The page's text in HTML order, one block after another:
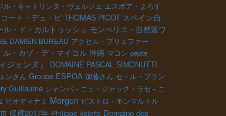
ル・キャトリンヌ・ヴェルジェ エスポア・よろず
コート・デュ・ピ THOMAS PICOT スペイン自
ル・ド・カルトゥッシュ モンペリエ・自然派ワ
DAMIEN BUREAU アクセル・プリュファー
ル・カゾ・デ・マイヨル 沖縄 マコン pépite
ジェンヌ」
DOMAINE PASCAL SIMONUTTI
ンさん Groupe ESPOA 加藤さん セ・ル・プラン
Guillaume シャンパ－ニュ・ジャック・ラセ－ニ
ビオディナミ Morgon ビストロ・モンマルトル
収穫2017年 Philippe Valette Domaine des